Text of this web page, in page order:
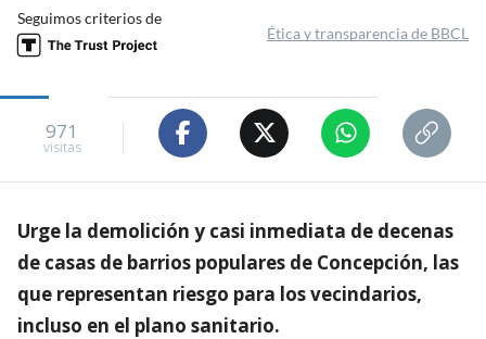
Seguimos criterios de
Ética y transparencia de BBCL
971
visitas
Urge la demolición y casi inmediata de decenas
de casas de barrios populares de Concepción, las
que representan riesgo para los vecindarios,
incluso en el plano sanitario.